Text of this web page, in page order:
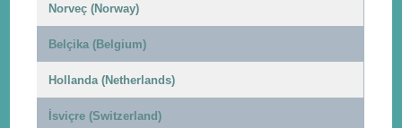
Norveç (Norway)
Belçika (Belgium)
Hollanda (Netherlands)
İsviçre (Switzerland)